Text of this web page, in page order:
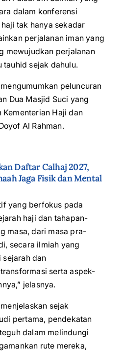
dalam konferensi
tak hanya sekadar
perjalanan iman yang
mewujudkan perjalanan
tauhid sejak dahulu.
peluncuran
Dua Masjid Suci yang
Haji dan
Al Rahman.
Daftar Calhaj 2027,
Jaga Fisik dan Mental
yang berfokus pada
haji dan tahapan-
masa, dari masa pra-
secara ilmiah yang
dan
serta aspek-
jelasnya.
sejak
pertama, pendekatan
dalam melindungi
rute mereka,